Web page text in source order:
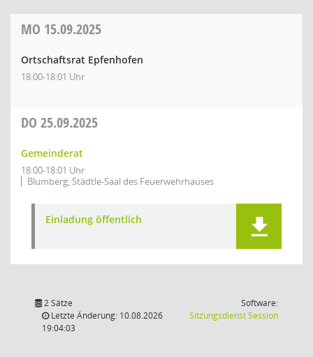
MO 15.09.2025
Ortschaftsrat Epfenhofen
18:00-18:01 Uhr
DO 25.09.2025
Gemeinderat
18:00-18:01 Uhr
Blumberg, Städtle-Saal des Feuerwehrhauses
Einladung öffentlich
2 Sätze
Letzte Änderung: 10.08.2026
19:04:03
Software:
SitzungsdienstSession(Wird in